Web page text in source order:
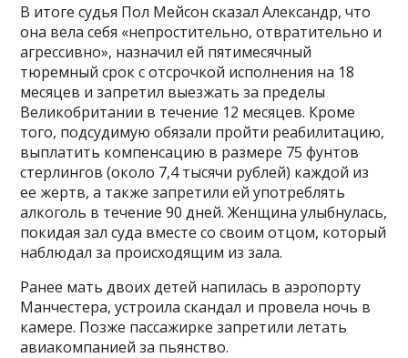
В итоге судья Пол Мейсон сказал Александр, что
она вела себя «непростительно, отвратительно и
агрессивно», назначил ей пятимесячный
тюремный срок с отсрочкой исполнения на 18
месяцев и запретил выезжать за пределы
Великобритании в течение 12 месяцев. Кроме
того, подсудимую обязали пройти реабилитацию,
выплатить компенсацию в размере 75 фунтов
стерлингов (около 7,4 тысячи рублей) каждой из
ее жертв, а также запретили ей употреблять
алкоголь в течение 90 дней. Женщина улыбнулась,
покидая зал суда вместе со своим отцом, который
наблюдал за происходящим из зала.
Ранее мать двоих детей напилась в аэропорту
Манчестера, устроила скандал и провела ночь в
камере. Позже пассажирке запретили летать
авиакомпанией за пьянство.